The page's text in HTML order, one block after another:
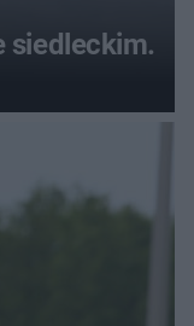
siedleckim.